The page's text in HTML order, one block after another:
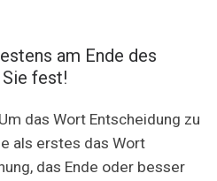
am Ende des
fest!
das Wort Entscheidung zu
als erstes das Wort
das Ende oder besser